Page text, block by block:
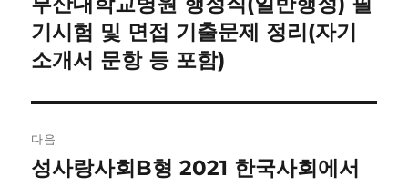
비
게
이
션
전
글:
기시험 및 면접 기출문제 정리(자기
소개서 문항 등 포함)
다음
다
성사랑사회B형 2021 한국사회에서